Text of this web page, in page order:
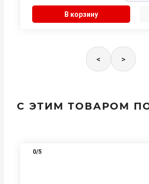
В корзину
< >
С ЭТИМ ТОВАРОМ
0/5